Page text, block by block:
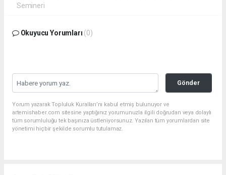
Semineri
Okuyucu Yorumları (0)
Gönder
Yorum yazarak Topluluk Kuralları’nı kabul etmiş bulunuyor ve
artemishaber.com sitesine yaptığınız yorumunuzla ilgili doğrudan veya dolaylı
tüm sorumluluğu tek başınıza üstleniyorsunuz. Yazılan tüm yorumlardan site
yönetimi hiçbir şekilde sorumlu tutulamaz.